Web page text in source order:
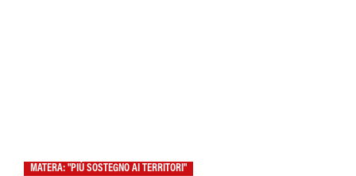
MATERA: "PIÙ SOSTEGNO AI TERRITORI"